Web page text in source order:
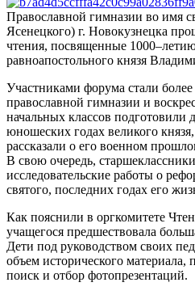
Православной гимназии во имя
Ясенецкого) г. Новокузнецка
чтения, посвященные
равноапостольного князя
Участниками форума стали
православной гимназии и
начальных классов подготовили
юношеских годах великого князя,
рассказали о его военном
В свою очередь,
исследовательские работы о
святого, последних годах его
Как пояснили в оргкомитете
учащегося предшествовала
Дети под руководством своих
объем исторического материала,
поиск и отбор фотопрезентаций.